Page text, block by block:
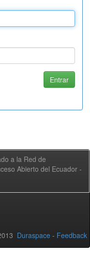
a la Red de
Abierto del Ecuador -
Duraspace - Feedback